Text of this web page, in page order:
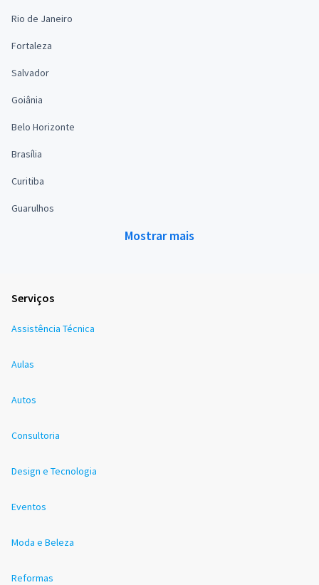
Rio de Janeiro
Fortaleza
Salvador
Goiânia
Belo Horizonte
Brasília
Curitiba
Guarulhos
Mostrar mais
Serviços
Assistência Técnica
Aulas
Autos
Consultoria
Design e Tecnologia
Eventos
Moda e Beleza
Reformas